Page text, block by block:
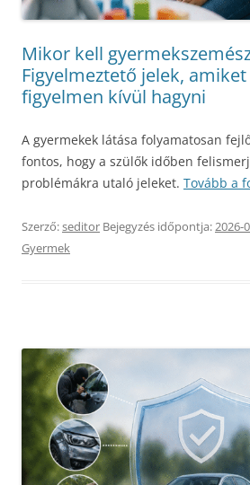
Mikor kell
Figyelmeztető jelek,
figyelmen kívül hagyni
A gyermekek látása folyamatosan
fontos, hogy a szülők időben
problémákra utaló jeleket. Tovább a
Szerző:seditor Bejegyzés időpontja:2026-
Gyermek